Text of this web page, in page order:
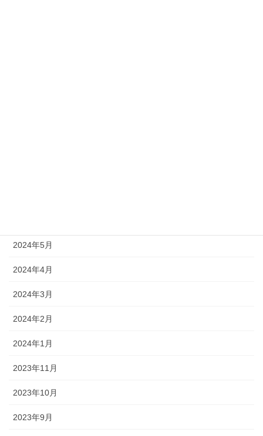
2024年5月
2024年4月
2024年3月
2024年2月
2024年1月
2023年11月
2023年10月
2023年9月